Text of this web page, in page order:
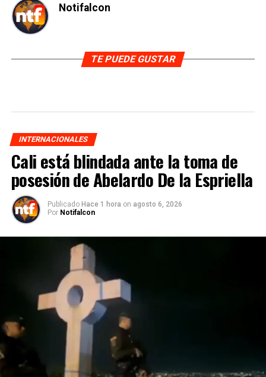
Notifalcon
TE PUEDE GUSTAR
INTERNACIONALES
Cali está blindada ante la toma de
posesión de Abelardo De la Espriella
Publicado Hace 1 hora on agosto 6, 2026
Por Notifalcon